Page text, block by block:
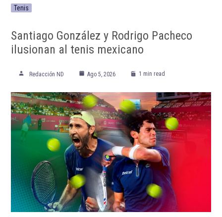
Tenis
Santiago González y Rodrigo Pacheco
ilusionan al tenis mexicano
Redacción ND Ago 5, 2026 1 min read